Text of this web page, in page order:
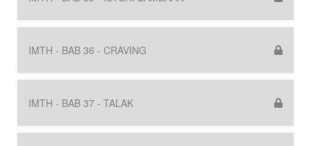
IMTH - BAB 36 - CRAVING
IMTH - BAB 37 - TALAK